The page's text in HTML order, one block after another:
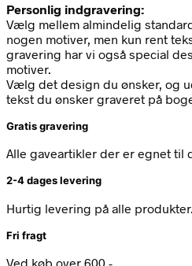
Personlig indgravering:
Vælg mellem almindelig
nogen motiver, men kun rent
gravering har vi også special
motiver.
Vælg det design du ønsker, og
tekst du ønsker graveret på
Gratis gravering
Alle gaveartikler der er egnet til
2-4 dages levering
Hurtig levering på alle
Fri fragt
Ved køb over 600,-